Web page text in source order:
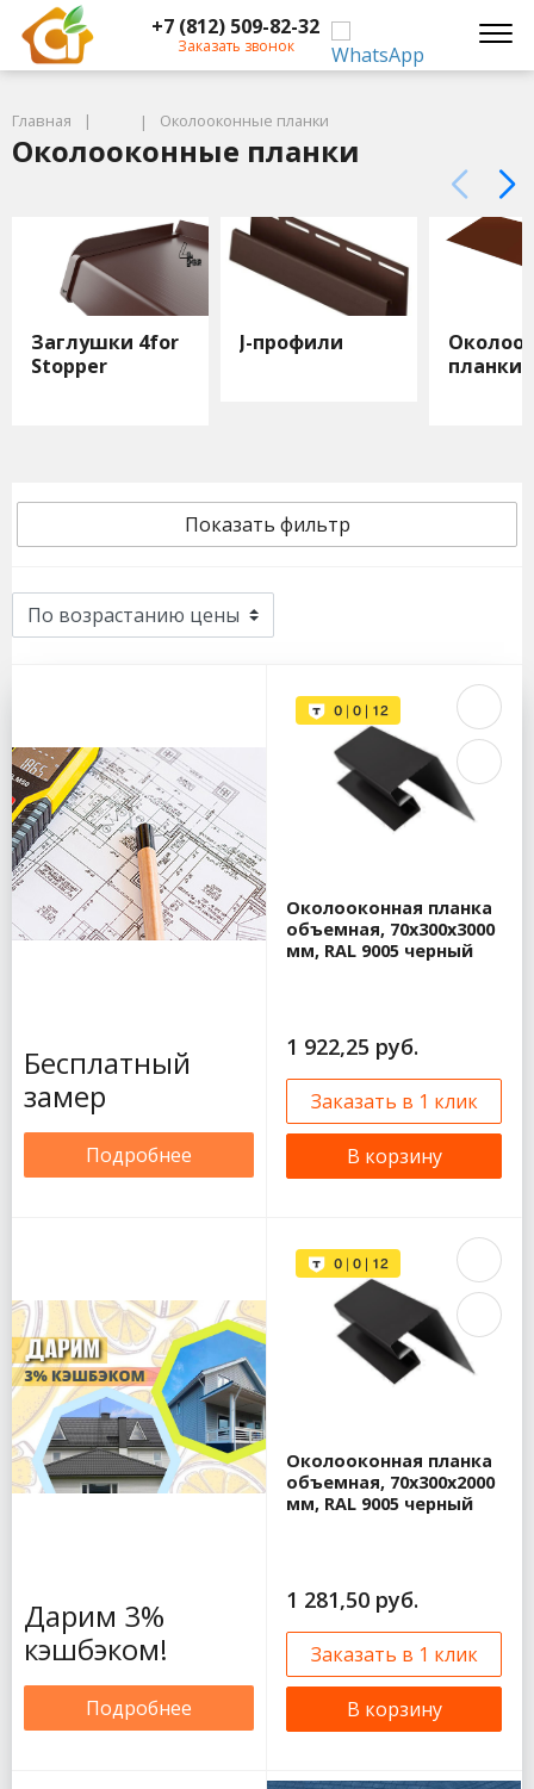
+7 (812) 509-82-32
Заказать звонок
Главная Околооконные планки
Околооконные планки
Заглушки 4for
Stopper
J-профили
планки
Показать фильтр
Бесплатный
замер
Подробнее
Околооконная планка
объемная, 70x300x3000
мм, RAL 9005 черный
1 922,25 руб.
Заказать в 1 клик
В корзину
Дарим 3%
кэшбэком!
Подробнее
Околооконная планка
объемная, 70x300x2000
мм, RAL 9005 черный
1 281,50 руб.
Заказать в 1 клик
В корзину